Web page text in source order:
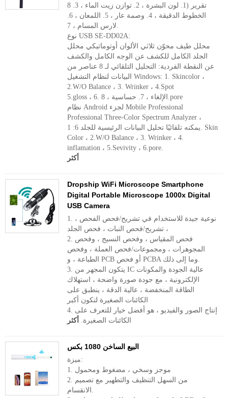
8 تقرير (1. لون البشرة ، 2. توازن زيت الماء ، 3.
الخطوط الدقيقة ، 4. وصمة عار ، 5. اللمعان ، 6.
لارس المسام ، 7.
نوع USB SE-DD02A:
محلل طيف محوّن ثلاثي الألوان أوتوماتيكي محلل
الجلد الكامل للكشف عن الوجه الكامل والكشف
عن النقطة الفردية: التحليل التلقائي لـ 8 عناصر من
البيانات لنظام التشغيل Windows: 1. Skincolor ،
2.W/O Balance ، 3. Wrinker ، 4.Spot
5.gloss ، 6. الإلغاء ، 7. حساسية ، 8.pore
نظام Android لجزء Mobile Professional
Professional Three-Color Spectrum Analyzer ،
يمكنه تلقائيًا تحليل البيانات الرئيسية للجلد 6: 1. Skin
Color ، 2.W/O Balance ، 3. Wrinker ، 4.
inflamation ، 5.Sevivity ، 6.pore.
أكثر
Dropship WiFi Microscope Smartphone
Digital Portable Microscope 1000x Digital
USB Camera
1. نوعية جيدة للاستخدام في تشريح/فحص الفحص ،
تشريح/فحص النبات ، فحص الجلد ،
2. فحص المقياس ، وفحص النسيج ، وفحص
المجوهرات ، ومجموعات/فحص العملة ، وفحص
الطباعة ، و PCB أو فحص PCBA وما إلى ذلك.
3. يتكون المجهر من IC عالية الجودة والمكونات
الإلكترونية ، مع جودة صورة واضحة ، استهلاك
الطاقة المنخفضة ، عالية الدقة ، ينطبق على
الكائنات الصغيرة لتكون أكبر
4. إنتاج الصور والفيديو ، هو أفضل خيار للتعرف على
الكائنات الصغيرة. أكثر
البيع الساخن 1080 بكس
ميزة:
1. موجز وسخي ، مضغوط ومحمول
2. من السهل التنظيف والتطهير مع تصميم
الانقسام.